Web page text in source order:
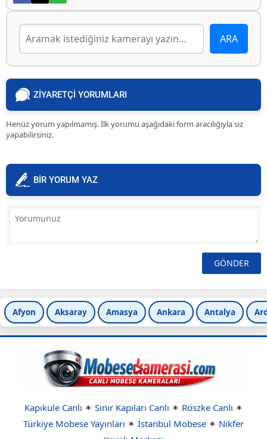
ZİYARETÇİ YORUMLARI
Henüz yorum yapılmamış. İlk yorumu aşağıdaki form aracılığıyla siz
yapabilirsiniz.
BİR YORUM YAZ
Afyon Aksaray Amasya Ankara Antalya
Kapıkule Canlı ✶ Sınır Kapıları Canlı ✶ Röszke Canlı ✶
Türkiye Mobese Yayınları ✶ İstanbul Mobese ✶ Nikfer